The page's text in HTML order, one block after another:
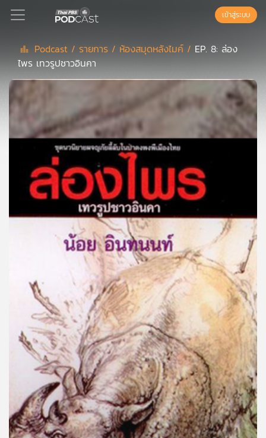
Podcast
เพล
ลิ
ย์
บทความ
ข่าว
และ
กิจกรรม
เข้าสู่ระบบ
Podcast / รายการ / ห้องสมุดหลังไมค์ / EP. 8: ล่อง
ไพร เทวรูปชาวอินคา